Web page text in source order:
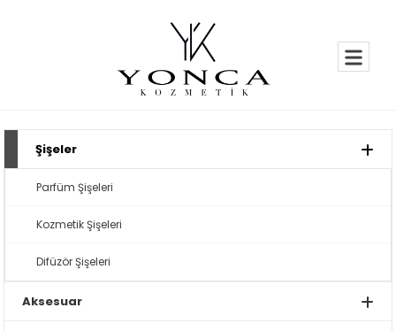
Şişeler
Parfüm Şişeleri
Kozmetik Şişeleri
Difüzör Şişeleri
Aksesuar